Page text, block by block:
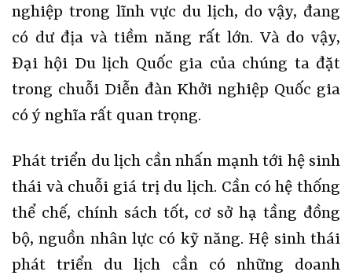
nghiệp trong lĩnh vực du lịch, do vậy, đang
có dư địa và tiềm năng rất lớn. Và do vậy,
Đại hội Du lịch Quốc gia của chúng ta đặt
trong chuỗi Diễn đàn Khởi nghiệp Quốc gia
có ý nghĩa rất quan trọng.
Phát triển du lịch cần nhấn mạnh tới hệ sinh
thái và chuỗi giá trị du lịch. Cần có hệ thống
thể chế, chính sách tốt, cơ sở hạ tầng đồng
bộ, nguồn nhân lực có kỹ năng. Hệ sinh thái
phát triển du lịch cần có những doanh